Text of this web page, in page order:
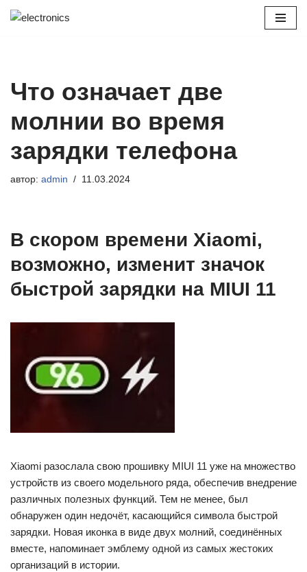
Что означает две
молнии во время
зарядки телефона
автор: admin 11.03.2024
В скором времени Xiaomi,
возможно, изменит значок
быстрой зарядки на MIUI 11
Xiaomi разослала свою прошивку MIUI 11 уже на множество
устройств из своего модельного ряда, обеспечив внедрение
различных полезных функций. Тем не менее, был
обнаружен один недочёт, касающийся символа быстрой
зарядки. Новая иконка в виде двух молний, соединённых
вместе, напоминает эмблему одной из самых жестоких
организаций в истории.